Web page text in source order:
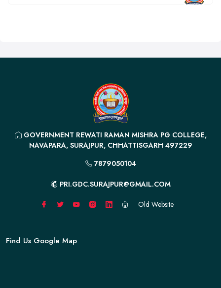
GOVERNMENT REWATI RAMAN MISHRA PG COLLEGE,
NAVAPARA, SURAJPUR, CHHATTISGARH 497229
7879050104
PRI.GDC.SURAJPUR@GMAIL.COM
Old Website
Find Us Google Map